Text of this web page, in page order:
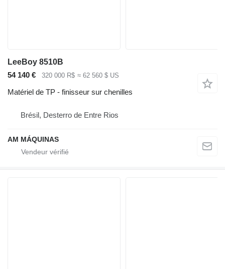
LeeBoy 8510B
54 140 €
320 000 R$ ≈ 62 560 $ US
Matériel de TP - finisseur sur chenilles
Brésil, Desterro de Entre Rios
AM MÁQUINAS